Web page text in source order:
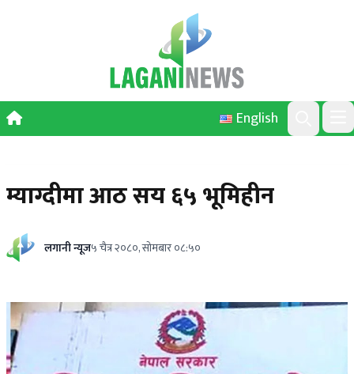
English
Search
म्याग्दीमा आठ सय ६५ भूमिहीन
लगानी न्यूज५ चैत्र २०८०, सोमबार ०८:५०